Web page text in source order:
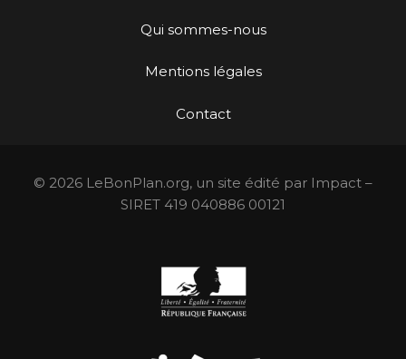
Qui sommes-nous
Mentions légales
Contact
© 2026 LeBonPlan.org, un site édité par Impact –
SIRET 419 040886 00121